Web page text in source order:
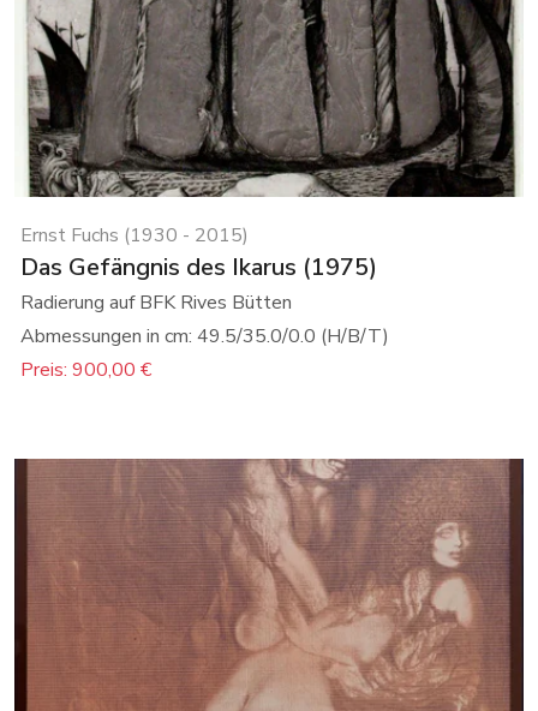
Ernst Fuchs (1930 - 2015)
Das Gefängnis des Ikarus (1975)
Radierung auf BFK Rives Bütten
Abmessungen in cm: 49.5/35.0/0.0 (H/B/T)
Preis: 900,00 €